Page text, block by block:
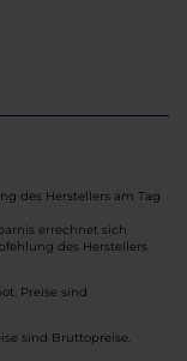
des Herstellers am Tag
errechnet sich
des Herstellers
Preise sind
sind Bruttopreise.